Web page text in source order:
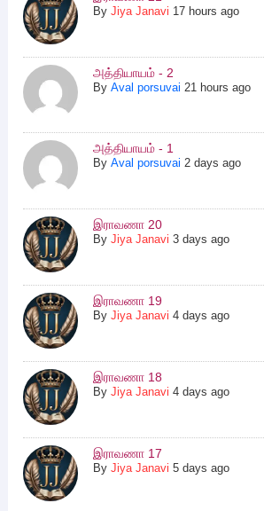
By Jiya Janavi 17 hours ago
அத்தியாயம் - 2
By Aval porsuvai 21 hours ago
அத்தியாயம் - 1
By Aval porsuvai 2 days ago
இராவணா 20
By Jiya Janavi 3 days ago
இராவணா 19
By Jiya Janavi 4 days ago
இராவணா 18
By Jiya Janavi 4 days ago
இராவணா 17
By Jiya Janavi 5 days ago